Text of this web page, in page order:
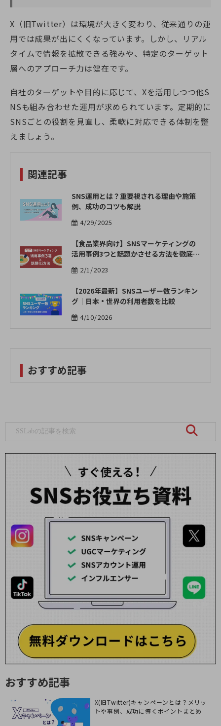
X（旧Twitter）は環境が大きく変わり、従来通りの運
用では成果が出にくくなっています。しかし、リアル
タイムで情報を拡散できる強みや、特定のターゲット
層へのアプローチ力は健在です。
自社のターゲットや目的に応じて、Xを活用しつつ他S
NSも組み合わせた運用が求められています。定期的に
SNSごとの役割を見直し、柔軟に対応できる体制を整
えましょう。
関連記事
SNS運用とは？重要視される理由や施策
例、成功のコツも解説
4/29/2025
【食品業界向け】SNSマーケティングの
活用事例3つと話題かさせる方法を徹底解
2/1/2023
【2026年最新】SNSユーザー数ランキン
グ｜日本・世界の利用者数を比較
4/10/2026
おすすめ記事
おすすめ記事
X(旧Twitter)キャンペーンとは？メリッ
トや事例、成功に導くポイントまとめ